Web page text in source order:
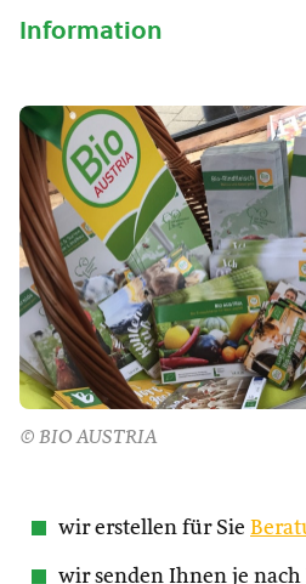
Information
© BIO AUSTRIA
wir erstellen für Sie
wir senden Ihnen je nach